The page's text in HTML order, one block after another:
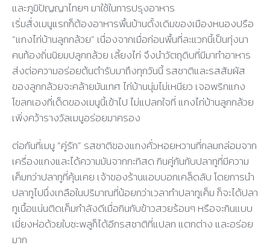
และภูมิปัญญาไทยๆ มาใช้ในการปรุงอาหาร
เริ่มสั่งเมนูแรกก็ต้องอาหารพื้นบ้านดั้งเดิมของเมืองหนองปรือ
“แกงไก่บ้านลูกกล้วย” เนื่องจากเมื่อก่อนพื้นที่ละแวกนี้เป็นทุ่งนา
คนท้องถิ่นนิยมปลูกกล้วย เลี้ยงไก่ จึงนำวัตถุดิบที่มีมาทำอาหาร
ส่งต่อความอร่อยต้นตำรับมาถึงทุกวันนี้ รสชาติและรสสัมผัส
ของลูกกล้วยจะคล้ายมันเทศ ไก่บ้านนุ่มไม่เหนียว เจอพริกแกง
โขลกเองที่เด็ดของเมนูนี้เข้าไป ไม่แปลกใจที่ แกงไก่บ้านลูกกล้วย
เพิ่งคว้ารางวัลเมนูอร่อยมาครอง
ต่อกันที่เมนู “คู่รัก” รสชาติของแกงคั่วหอยหวานที่กลมกล่อมจาก
เครื่องแกงและได้ความมันจากกะทิสด กินคู่กันกับปลาทูที่มีความ
เค็มกว่าปลาทูที่คุ้นเคย เจ้าของร้านแอบบอกเคล็ดลับ โดยการนำ
ปลาทูไปนึ่งเกลือในปริมาณที่น้อยกว่าเวลาทำปลาทูเค็ม ก็จะได้ปลา
ทูเนื้อแน่นติดเค็มกำลังดีเมื่อกินกับข้าวสวยร้อนๆ หรือจะกินแบบ
เมี่ยงห่อด้วยใบชะพลูก็ได้อีกรสชาติที่แปลก แตกต่าง และอร่อย
มาก